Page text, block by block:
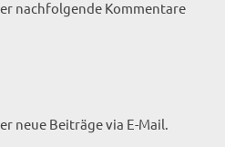
nachfolgende Kommentare
neue Beiträge via E-Mail.